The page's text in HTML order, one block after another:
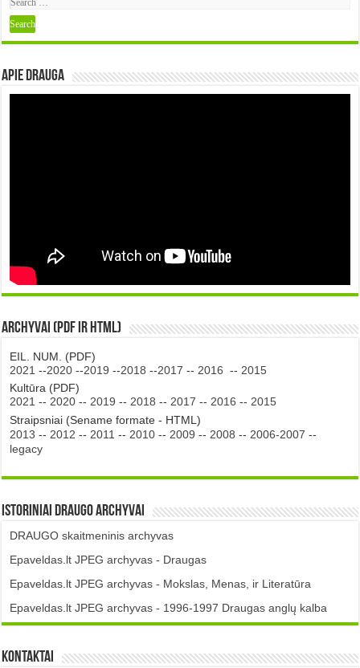
Apie DRAUGA
Archyvai (PDF ir HTML)
EIL. NUM. (PDF)
2021 --2020 --2019 --2018 --2017 -- 2016 -- 2015
Kultūra (PDF)
2021 -- 2020 -- 2019 -- 2018 -- 2017 -- 2016 -- 2015
Straipsniai (Sename formate - HTML)
2013 -- 2012 -- 2011 -- 2010 -- 2009 -- 2008 -- 2006-2007 --
legacy
Istoriniai DRAUGO Archyvai
DRAUGO skaitmeninis archyvas
Epaveldas.lt JPEG archyvas - Draugas
Epaveldas.lt JPEG archyvas - Mokslas, Menas, ir Literatūra
Epaveldas.lt JPEG archyvas - 1996-1997 Draugas anglų kalba
Kontaktai